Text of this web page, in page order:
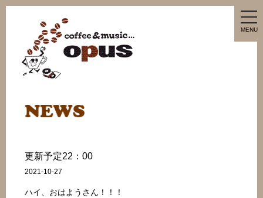
MENU
更新予定22：00
2021-10-27
ハイ、おはようさん！！！